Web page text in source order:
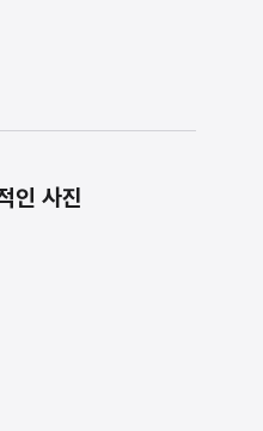
- Apple 잠실
인 사진
오후 7:15 – 오후 8:15 - Apple 잠실